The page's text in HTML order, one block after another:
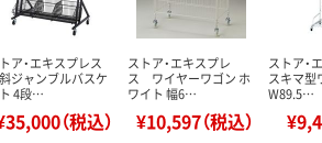
ア・エキスプレス
ジャンブルバスケ
4段…
（税込）
ストア・エキスプレ
ス ワイヤーワゴン ホ
ワイト 幅6…
¥10,597（税込）
ストア・
スキマ型
W89.5…